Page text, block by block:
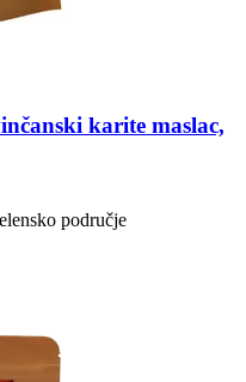
karite maslac,
područje